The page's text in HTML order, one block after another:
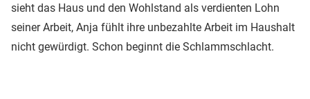
sieht das Haus und den Wohlstand als verdienten Lohn
seiner Arbeit, Anja fühlt ihre unbezahlte Arbeit im Haushalt
nicht gewürdigt. Schon beginnt die Schlammschlacht.